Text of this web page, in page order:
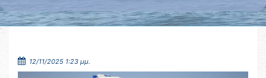
12/11/2025 1:23 μμ.